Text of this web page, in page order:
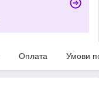
Оплата Умови